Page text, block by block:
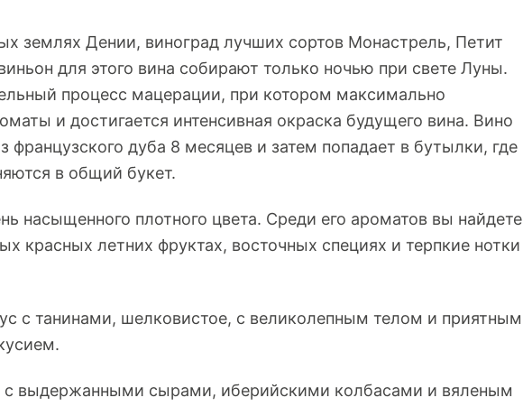
землях Дении, виноград лучших сортов Монастрель, Петит
для этого вина собирают только ночью при свете Луны.
процесс мацерации, при котором максимально
и достигается интенсивная окраска будущего вина. Вино
французского дуба 8 месяцев и затем попадает в бутылки, где
в общий букет.
насыщенного плотного цвета. Среди его ароматов вы найдете
красных летних фруктах, восточных специях и терпкие нотки
с танинами, шелковистое, с великолепным телом и приятным
с выдержанными сырами, иберийскими колбасами и вяленым